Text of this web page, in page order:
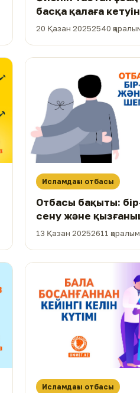
басқа қалаға
20 Қазан 20252540
Исламдағы отбасы
Отбасы бақыты:
сену және
аспау
13 Қазан 20252611 қаралым
Исламдағы отбасы